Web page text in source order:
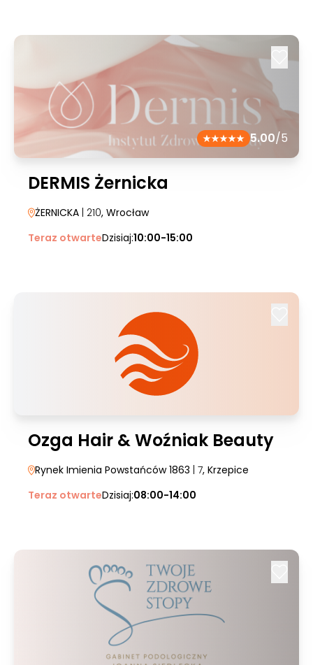
5.00/5
DERMIS Żernicka
ŻERNICKA | 210, Wrocław
Teraz otwarteDzisiaj:10:00-15:00
Ozga Hair & Woźniak Beauty
Rynek Imienia Powstańców 1863 | 7, Krzepice
Teraz otwarteDzisiaj:08:00-14:00